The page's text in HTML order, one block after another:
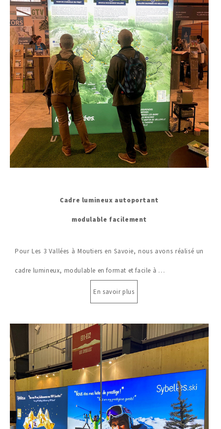
Cadre lumineux autoportant
modulable facilement
Pour Les 3 Vallées à Moutiers en Savoie, nous avons réalisé un
cadre lumineux, modulable en format et facile à …
En savoir plus